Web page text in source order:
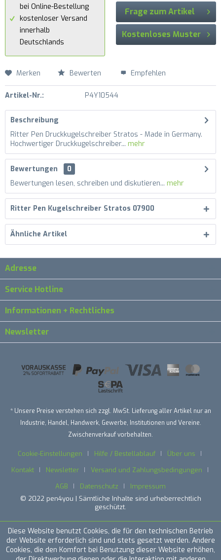
bei Online-Bestellung
kostenloser Versand
innerhalb
Deutschlands
Frage zum Artikel
Kostenloses Muster
Merken Bewerten Empfehlen
Artikel-Nr.: P4Y10544
Beschreibung
Ritter Pen Druckkugelschreiber Stratos - Made in Germany.
Hochwertiger Druckkugelschreiber... mehr
Bewertungen
0
Bewertungen lesen, schreiben und diskutieren... mehr
Ritter Pen Kugelschreiber Stratos 07900
Ähnliche Artikel
Adresse
Service Hotline
Informationen + Rechtliches
Newsletter
* Unsere Preise verstehen sich zzgl. MwSt. Lieferung aller Artikel nur an
Industrie, Handel, Handwerk, Gewerbe, Institutionen und Vereine.
Zwischenverkauf vorbehalten.
Cookie-Einstellungen Hilfe / Bestellablauf
Über uns
Kontakt
Newsletter
Versand und Zahlungsbedingungen
AGB
Datenschutz
Impressum
© 2022 pen4you | Sämtliche Inhalte sind urheberrechtlich
geschützt.
Diese Website benutzt Cookies, die für den technischen Betrieb
der Website erforderlich sind und stets gesetzt werden. Andere
Cookies, die den Komfort bei Benutzung dieser Website erhöhen,